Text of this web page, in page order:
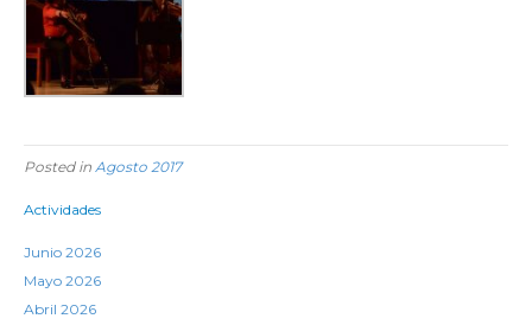
Posted in Agosto 2017
Actividades
Junio 2026
Mayo 2026
Abril 2026